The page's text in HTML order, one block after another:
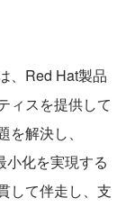
、Red Hat製品
ィスを提供して
解決し、
小化を実現する
して伴走し、支